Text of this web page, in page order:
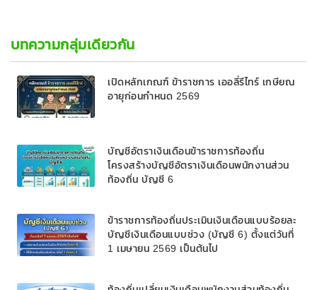
บทความกลุ่มเดียวกัน
เปิดหลักเกณฑ์ ข้าราชการ เออลี่รีไทร์ เกษียณ
อายุก่อนกำหนด 2569
บัญชีอัตราเงินเดือนข้าราชการท้องถิ่น
โครงสร้างบัญชีอัตราเงินเดือนพนักงานส่วน
ท้องถิ่น บัญชี 6
ข้าราชการท้องถิ่นประเมินเงินเดือนแบบร้อยละ
บัญชีเงินเดือนแบบช่วง (บัญชี 6) ตั้งแต่วันที่
1 เมษายน 2569 เป็นต้นไป